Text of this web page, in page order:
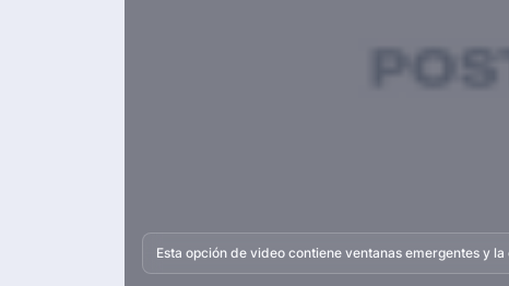
Esta opción de video contiene ventanas emergentes y